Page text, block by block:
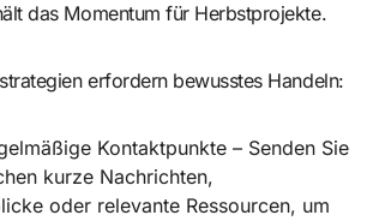
das Momentum für Herbstprojekte.
erfordern bewusstes Handeln:
Kontaktpunkte – Senden Sie
kurze Nachrichten,
oder relevante Ressourcen, um